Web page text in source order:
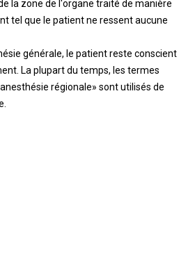
la zone de l'organe traité de manière
tel que le patient ne ressent aucune
générale, le patient reste conscient
La plupart du temps, les termes
régionale» sont utilisés de